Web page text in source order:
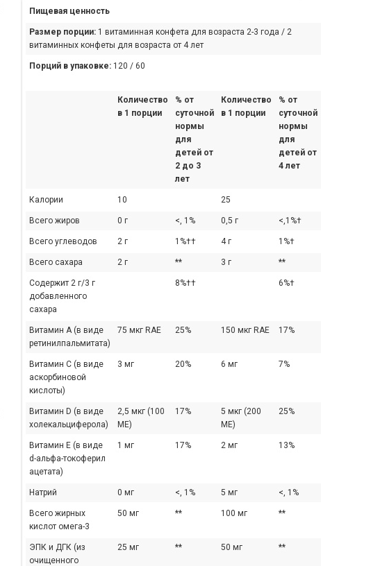
Пищевая ценность
Размер порции: 1 витаминная конфета для возраста 2-3 года / 2
витаминных конфеты для возраста от 4 лет
Порций в упаковке: 120 / 60
Количество
в 1 порции
% от
суточной
нормы
для
детей от
2 до 3
лет
Количество
в 1 порции
% от
суточной
нормы
для
детей от
4 лет
Калории 10 25
Всего жиров 0 г <, 1% 0,5 г <,1%†
Всего углеводов 2 г 1%†† 4 г 1%†
Всего сахара 2 г ** 3 г **
Содержит 2 г/3 г
добавленного
сахара
8%†† 6%†
Витамин A (в виде
ретинилпальмитата)
75 мкг RAE 25% 150 мкг RAE 17%
Витамин С (в виде
аскорбиновой
кислоты)
3 мг 20% 6 мг 7%
Витамин D (в виде
холекальциферола)
2,5 мкг (100
МЕ)
17%
5 мкг (200
МЕ)
25%
Витамин E (в виде
d-альфа-токоферил
ацетата)
1 мг 17% 2 мг 13%
Натрий 0 мг <, 1% 5 мг <, 1%
Всего жирных
кислот омега-3
50 мг ** 100 мг **
ЭПК и ДГК (из
очищенного
25 мг ** 50 мг **